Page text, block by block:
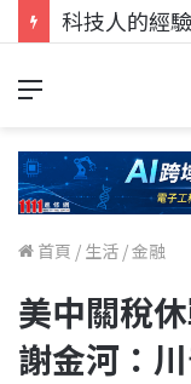
首頁 / 生活 /金融
美中關稅
謝金河：